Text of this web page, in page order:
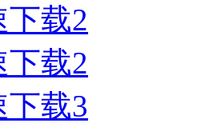
下载2
载2
下载3